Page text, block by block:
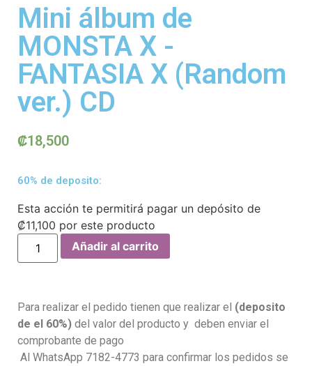
Mini álbum de
MONSTA X -
FANTASIA X (Random
ver.) CD
₡18,500
60% de deposito:
Esta acción te permitirá pagar un depósito de
₡11,100 por este producto
Añadir al carrito
Para realizar el pedido tienen que realizar el (deposito
de el 60%) del valor del producto y deben enviar el
comprobante de pago
Al WhatsApp 7182-4773 para confirmar los pedidos se